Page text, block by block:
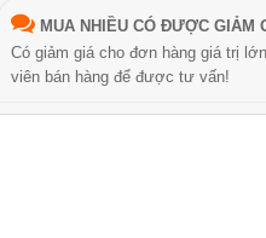
MUA NHIỀU CÓ ĐƯỢC GIẢM
Có giảm giá cho đơn hàng giá trị
viên bán hàng để được tư vấn!